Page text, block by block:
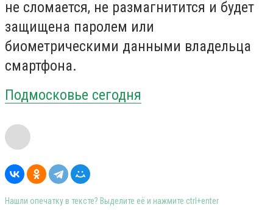
не сломается, не размагнитится и будет
защищена паролем или
биометрическими данными владельца
смартфона.
Подмосковье сегодня
Нашли опечатку в тексте? Выделите её и нажмите ctrl+enter